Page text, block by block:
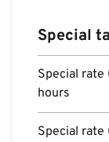
Special
Special rate
hours
Special rate